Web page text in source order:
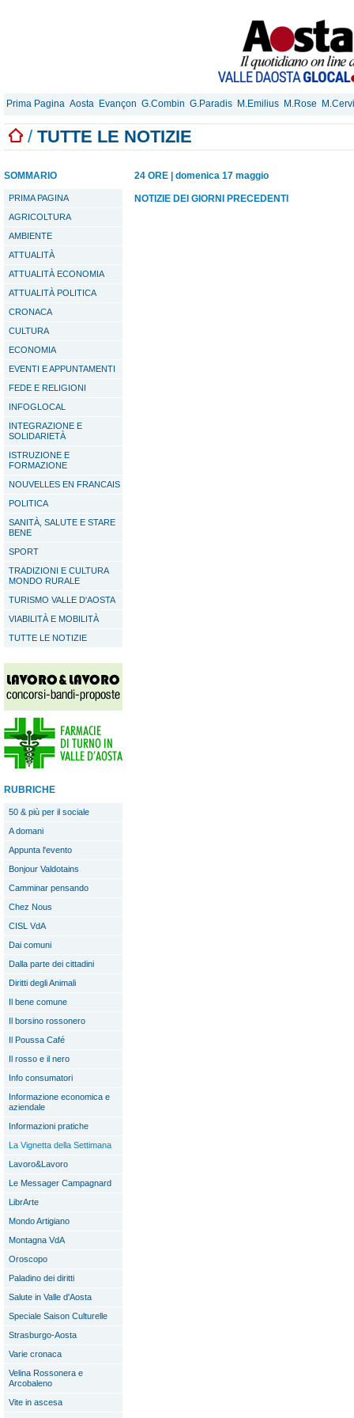
Prima Pagina Aosta Evançon G.Combin G.Paradis M.Emilius M.Rose
/ TUTTE LE NOTIZIE
SOMMARIO
PRIMA PAGINA
AGRICOLTURA
AMBIENTE
ATTUALITÀ
ATTUALITÀ ECONOMIA
ATTUALITÀ POLITICA
CRONACA
CULTURA
ECONOMIA
EVENTI E APPUNTAMENTI
FEDE E RELIGIONI
INFOGLOCAL
INTEGRAZIONE E
SOLIDARIETÀ
ISTRUZIONE E
FORMAZIONE
NOUVELLES EN FRANCAIS
POLITICA
SANITÀ, SALUTE E STARE
BENE
SPORT
TRADIZIONI E CULTURA
MONDO RURALE
TURISMO VALLE D'AOSTA
VIABILITÀ E MOBILITÀ
TUTTE LE NOTIZIE
RUBRICHE
50 & più per il sociale
A domani
Appunta l'evento
Bonjour Valdotains
Camminar pensando
Chez Nous
CISL VdA
Dai comuni
Dalla parte dei cittadini
Diritti degli Animali
Il bene comune
Il borsino rossonero
Il Poussa Café
Il rosso e il nero
Info consumatori
Informazione economica e
aziendale
Informazioni pratiche
La Vignetta della Settimana
Lavoro&Lavoro
Le Messager Campagnard
LibrArte
Mondo Artigiano
Montagna VdA
Oroscopo
Paladino dei diritti
Salute in Valle d'Aosta
Speciale Saison Culturelle
Strasburgo-Aosta
Varie cronaca
Velina Rossonera e
Arcobaleno
Vite in ascesa
24 ORE domenica 17 maggio
NOTIZIE DEI GIORNI PRECEDENTI